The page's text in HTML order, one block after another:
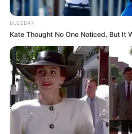
BUZZDAY
Kate Thought No One Noticed, But It